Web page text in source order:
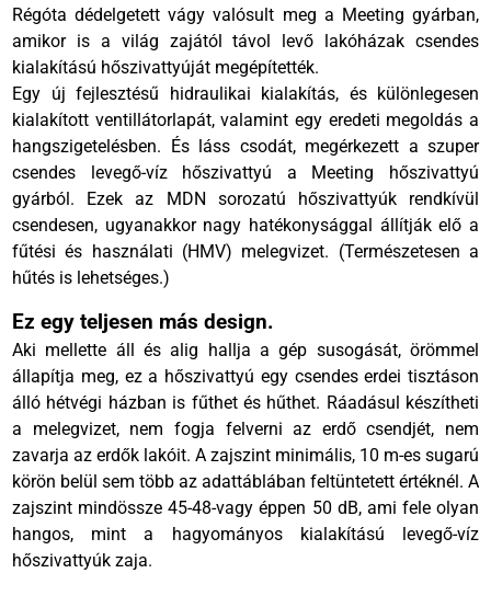
Régóta dédelgetett vágy valósult meg a Meeting gyárban,
amikor is a világ zajától távol levő lakóházak csendes
kialakítású hőszivattyúját megépítették.
Egy új fejlesztésű hidraulikai kialakítás, és különlegesen
kialakított ventillátorlapát, valamint egy eredeti megoldás a
hangszigetelésben. És láss csodát, megérkezett a szuper
csendes levegő-víz hőszivattyú a Meeting hőszivattyú
gyárból. Ezek az MDN sorozatú hőszivattyúk rendkívül
csendesen, ugyanakkor nagy hatékonysággal állítják elő a
fűtési és használati (HMV) melegvizet. (Természetesen a
hűtés is lehetséges.)
Ez egy teljesen más design.
Aki mellette áll és alig hallja a gép susogását, örömmel
állapítja meg, ez a hőszivattyú egy csendes erdei tisztáson
álló hétvégi házban is fűthet és hűthet. Ráadásul készítheti
a melegvizet, nem fogja felverni az erdő csendjét, nem
zavarja az erdők lakóit. A zajszint minimális, 10 m-es sugarú
körön belül sem több az adattáblában feltüntetett értéknél. A
zajszint mindössze 45-48-vagy éppen 50 dB, ami fele olyan
hangos, mint a hagyományos kialakítású levegő-víz
hőszivattyúk zaja.